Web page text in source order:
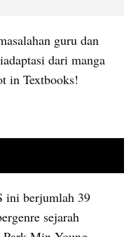
guru dan
dari manga
in Textbooks!
ini berjumlah 39
sejarah